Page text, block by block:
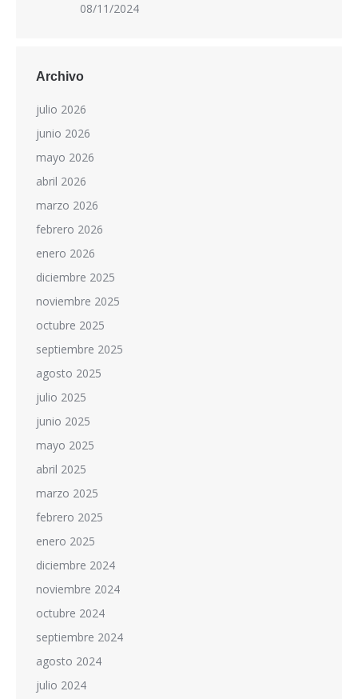
08/11/2024
Archivo
julio 2026
junio 2026
mayo 2026
abril 2026
marzo 2026
febrero 2026
enero 2026
diciembre 2025
noviembre 2025
octubre 2025
septiembre 2025
agosto 2025
julio 2025
junio 2025
mayo 2025
abril 2025
marzo 2025
febrero 2025
enero 2025
diciembre 2024
noviembre 2024
octubre 2024
septiembre 2024
agosto 2024
julio 2024